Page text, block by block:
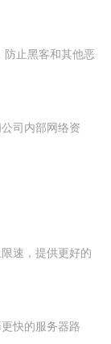
止黑客和其他恶
司内部网络资
速，提供更好的
快的服务器路